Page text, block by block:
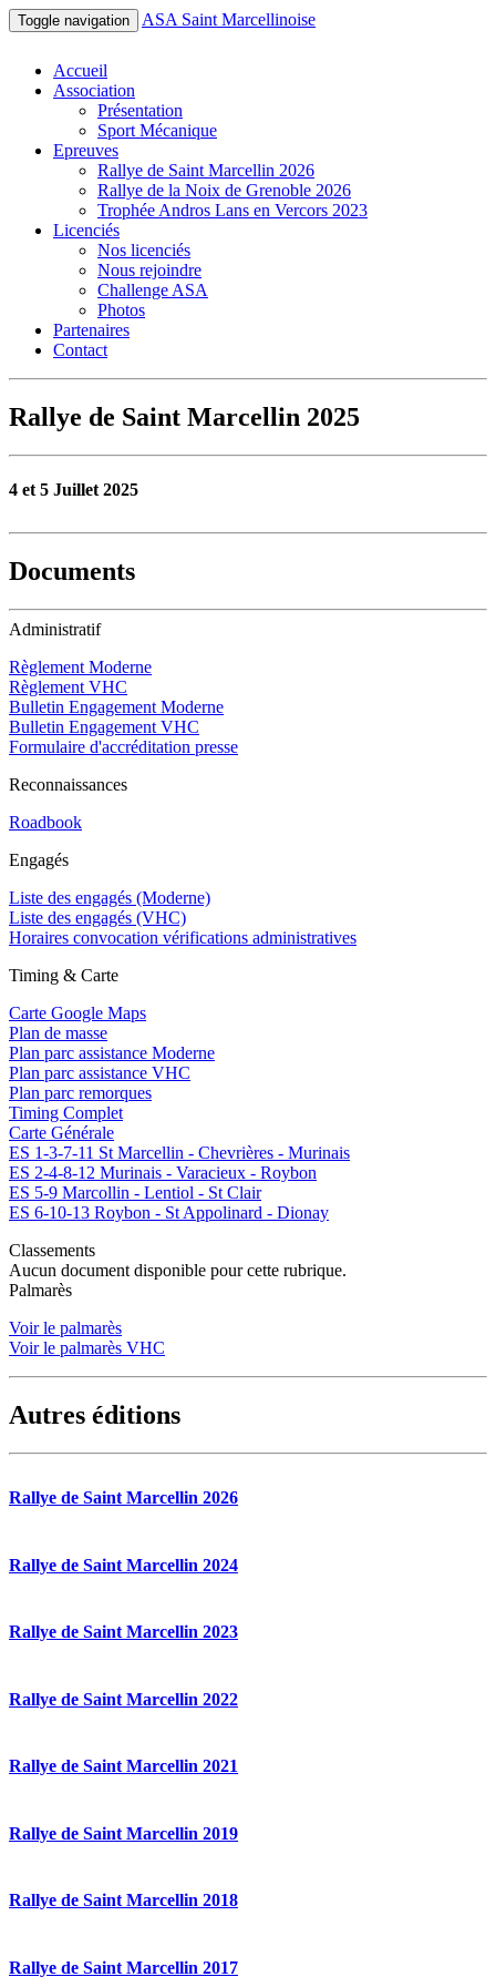
Toggle navigation ASA Saint Marcellinoise
Accueil
Association
Présentation
Sport Mécanique
Epreuves
Rallye de Saint Marcellin 2026
Rallye de la Noix de Grenoble 2026
Trophée Andros Lans en Vercors 2023
Licenciés
Nos licenciés
Nous rejoindre
Challenge ASA
Photos
Partenaires
Contact
Rallye de Saint Marcellin 2025
4 et 5 Juillet 2025
Documents
Administratif
Règlement Moderne
Règlement VHC
Bulletin Engagement Moderne
Bulletin Engagement VHC
Formulaire d'accréditation presse
Reconnaissances
Roadbook
Engagés
Liste des engagés (Moderne)
Liste des engagés (VHC)
Horaires convocation vérifications administratives
Timing & Carte
Carte Google Maps
Plan de masse
Plan parc assistance Moderne
Plan parc assistance VHC
Plan parc remorques
Timing Complet
Carte Générale
ES 1-3-7-11 St Marcellin - Chevrières - Murinais
ES 2-4-8-12 Murinais - Varacieux - Roybon
ES 5-9 Marcollin - Lentiol - St Clair
ES 6-10-13 Roybon - St Appolinard - Dionay
Classements
Aucun document disponible pour cette rubrique.
Palmarès
Voir le palmarès
Voir le palmarès VHC
Autres éditions
Rallye de Saint Marcellin 2026
Rallye de Saint Marcellin 2024
Rallye de Saint Marcellin 2023
Rallye de Saint Marcellin 2022
Rallye de Saint Marcellin 2021
Rallye de Saint Marcellin 2019
Rallye de Saint Marcellin 2018
Rallye de Saint Marcellin 2017